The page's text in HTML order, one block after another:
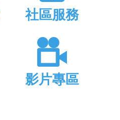
社區服務
影片專區